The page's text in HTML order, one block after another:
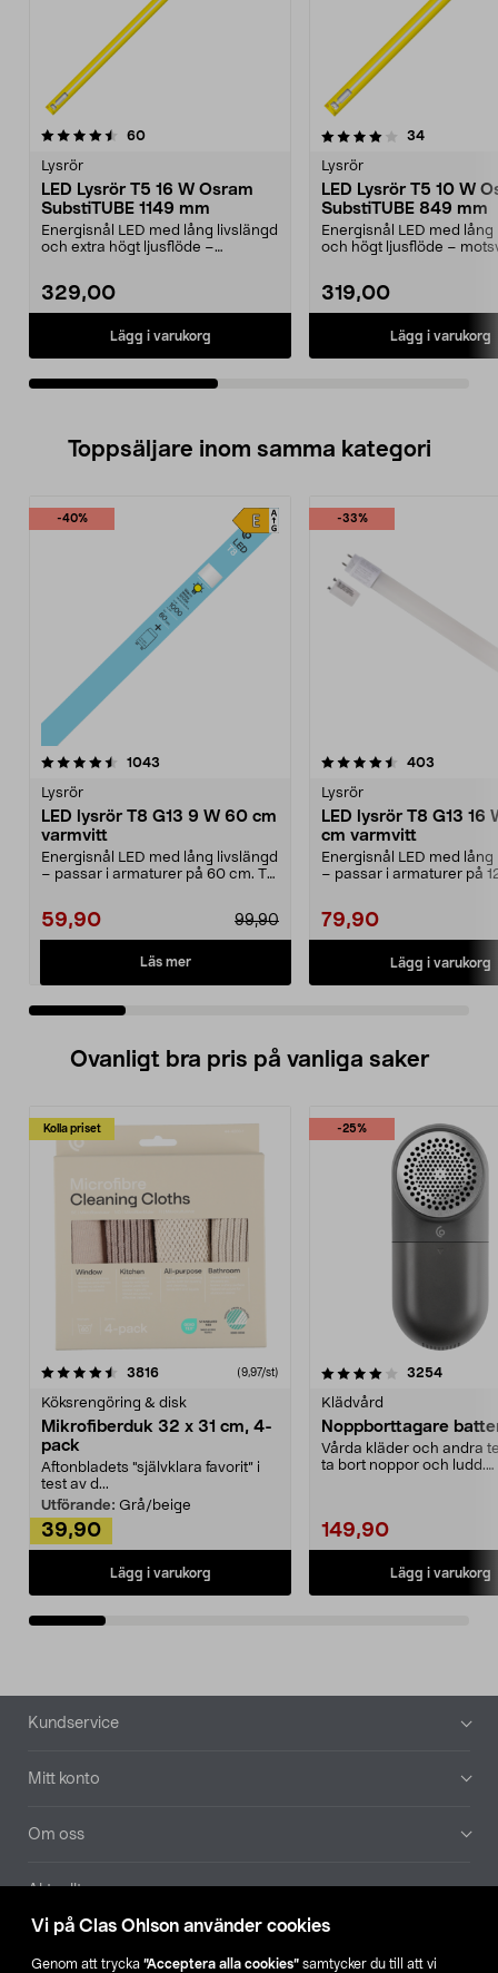
Vi på Clas Ohlson använder cookies
Genom att trycka ”Acceptera alla cookies” samtycker du till att vi
60recensioner
Lysrör
LED Lysrör T5 16 W Osram
SubstiTUBE 1149 mm
Energisnål LED med lång livslängd
och extra högt ljusflöde –
329,00
Lägg i varukorg
4.0av 5 stjärnor 34recensioner
Lysrör
LED Lysrör T5 10 W
SubstiTUBE 849 mm
Energisnål LED med
och högt ljusflöde –
319,00
Lägg i varukorg
4.0av 5 stjärnor
Toppsäljare inom samma kategori
-40%
1043
Lysrör
LED lysrör T8 G13 9 W 60 cm
varmvitt
Energisnål LED med lång livslängd
– passar i armaturer på 60 cm. T8
59,90 99,90
Läs mer
-33%
4.5 av 5 stjärnor 403
Lysrör
LED lysrör T8 G13 16
cm varmvitt
Energisnål LED med
– passar i armaturer på
79,90
Lägg i varukorg
4.5 av 5 stjärnor
Ovanligt bra pris på vanliga saker
Kolla priset
3816recensioner (9,97/st)
Köksrengöring & disk
Mikrofiberduk 32 x 31 cm, 4-
pack
Aftonbladets "självklara favorit” i
test av d...
Utförande: Grå/beige
39,90
Lägg i varukorg
-25%
4.0av 5 stjärnor 3254
Klädvård
Noppborttagare
Vårda kläder och andra
ta bort noppor och ludd.
149,90
Lägg i varukorg
4.5av 5 stjärnor
Sidfot
Kundservice
Mitt konto
Om oss
Aktuellt